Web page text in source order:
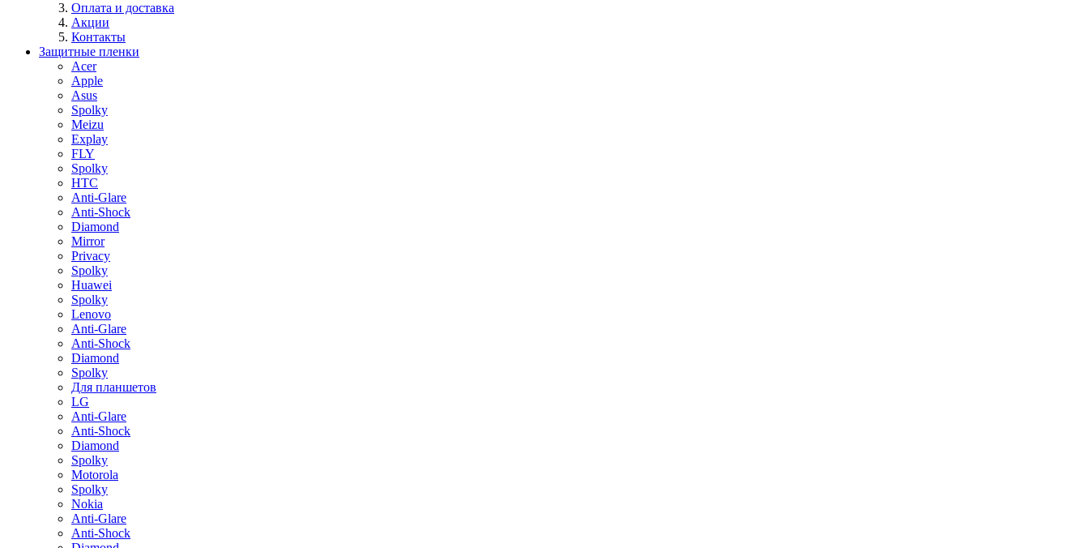
Оплата и доставка
Акции
Контакты
Защитные пленки
Acer
Apple
Asus
Spolky
Meizu
Explay
FLY
Spolky
HTC
Anti-Glare
Anti-Shock
Diamond
Mirror
Privacy
Spolky
Huawei
Spolky
Lenovo
Anti-Glare
Anti-Shock
Diamond
Spolky
Для планшетов
LG
Anti-Glare
Anti-Shock
Diamond
Spolky
Motorola
Spolky
Nokia
Anti-Glare
Anti-Shock